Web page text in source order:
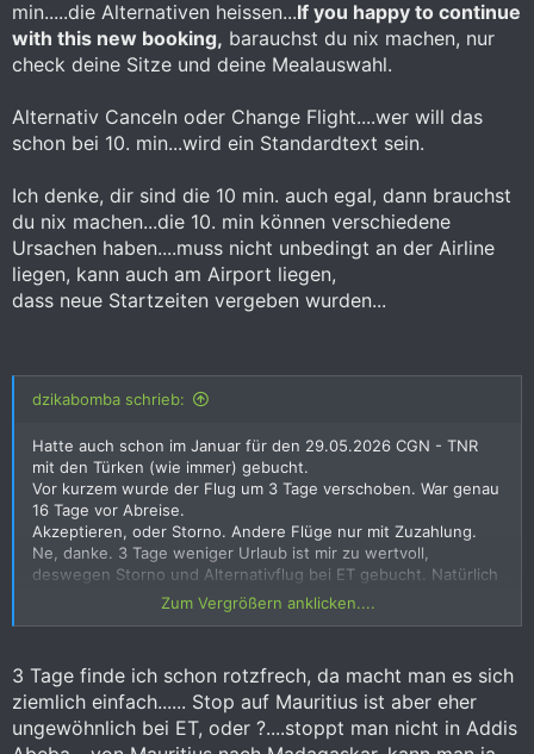
min.....die Alternativen heissen...If you happy to continue
with this new booking, barauchst du nix machen, nur
check deine Sitze und deine Mealauswahl.
Alternativ Canceln oder Change Flight....wer will das
schon bei 10. min...wird ein Standardtext sein.
Ich denke, dir sind die 10 min. auch egal, dann brauchst
du nix machen...die 10. min können verschiedene
Ursachen haben....muss nicht unbedingt an der Airline
liegen, kann auch am Airport liegen,
dass neue Startzeiten vergeben wurden...
dzikabomba schrieb:
Hatte auch schon im Januar für den 29.05.2026 CGN - TNR
mit den Türken (wie immer) gebucht.
Vor kurzem wurde der Flug um 3 Tage verschoben. War genau
16 Tage vor Abreise.
Akzeptieren, oder Storno. Andere Flüge nur mit Zuzahlung.
Ne, danke. 3 Tage weniger Urlaub ist mir zu wertvoll,
deswegen Storno und Alternativflug bei ET gebucht. Natürlich
Der Flug geht erst nach Mauritius und dann weiter nach TNR.
Nach Mauritius geht der ganz normal, nur den Weiterflug nach
TNR machen die an meinen Datum nicht. Ärgerlich.
Wahrscheinlich weil nur 3 Leute an Bord sitzen, das lohnt sich
Zum Vergrößern anklicken....
3 Tage finde ich schon rotzfrech, da macht man es sich
ziemlich einfach...... Stop auf Mauritius ist aber eher
ungewöhnlich bei ET, oder ?....stoppt man nicht in Addis